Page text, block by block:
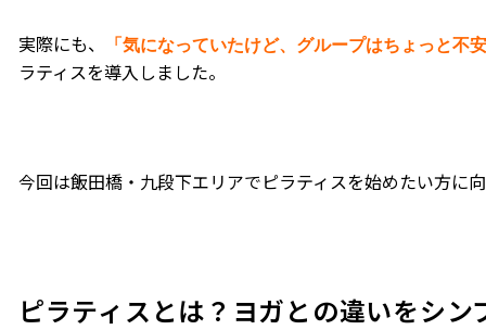
実際にも、 「気になっていたけど、グループはちょっと不
ラティスを導入しました。
今回は飯田橋・九段下エリアでピラティスを始めたい方に
ピラティスとは？ヨガとの違いをシン